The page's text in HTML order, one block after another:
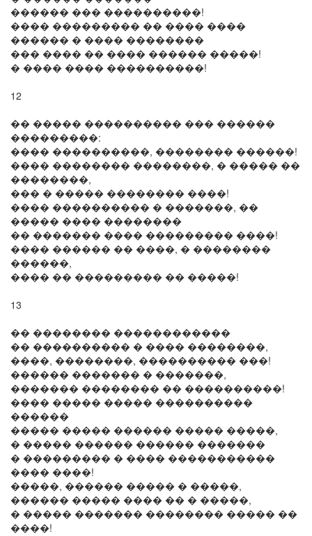
������ ��� ����������!
���� ��������� �� ���� ����
������ � ���� ��������
��� ���� �� ���� ������ �����!
� ���� ���� ����������!
12
�� ����� ���������� ��� ������
���������:
���� ����������, �������� ������!
���� �������� ��������, � ����� ��
��������,
��� � ����� �������� ����!
���� ���������� � �������, ��
����� ���� ��������
�� ������� ���� ��������� ����!
���� ������ �� ����, � ��������
������,
���� �� ��������� �� �����!
13
�� �������� ������������
�� ���������� � ���� ��������,
����, ��������, ���������� ���!
������ ������� � �������,
������� �������� �� ����������!
���� ����� ����� ����������
������
����� ����� ������ ����� �����,
� ����� ������ ������ �������
� ��������� � ���� �����������
���� ����!
�����, ������ ����� � �����,
������ ����� ���� �� � �����,
� ����� ������� �������� ����� ��
����!